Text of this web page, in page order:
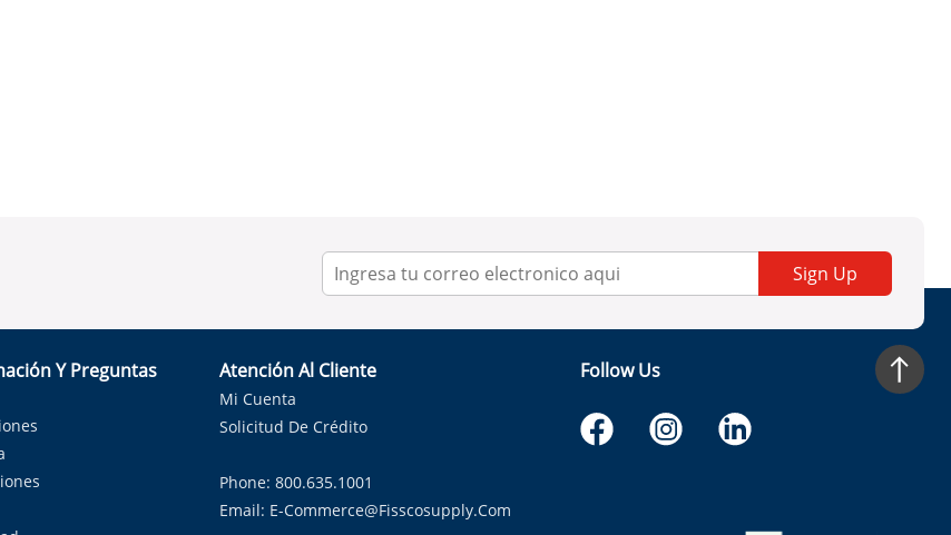
Sign Up
Y Preguntas
Atención Al Cliente
Mi Cuenta
Solicitud De Crédito
Phone: 800.635.1001
Email: E-Commerce@fisscosupply.com
Follow Us